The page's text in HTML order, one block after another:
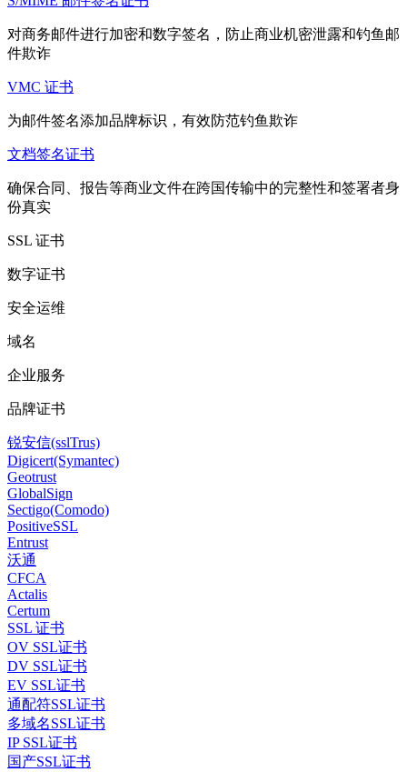
对商务邮件进行加密和数字签名，防止商业机密泄露和钓鱼邮
件欺诈
VMC 证书
为邮件签名添加品牌标识，有效防范钓鱼欺诈
文档签名证书
确保合同、报告等商业文件在跨国传输中的完整性和签署者身
份真实
SSL 证书
数字证书
安全运维
域名
企业服务
品牌证书
锐安信(sslTrus)
Digicert(Symantec)
Geotrust
GlobalSign
Sectigo(Comodo)
PositiveSSL
Entrust
沃通
CFCA
Actalis
Certum
SSL 证书
OV SSL证书
DV SSL证书
EV SSL证书
通配符SSL证书
多域名SSL证书
IP SSL证书
国产SSL证书